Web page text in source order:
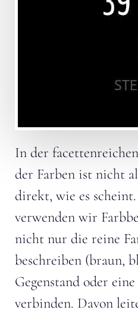
In der
der Farben ist nicht
direkt, wie es
verwenden wir
nicht nur die reine
beschreiben (braun,
Gegenstand oder
verbinden. Davon